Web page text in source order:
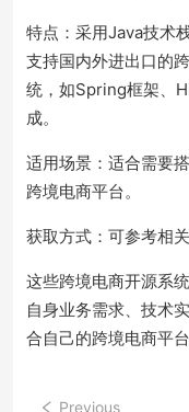
特点：采用Java技术
支持国内外进出口的
统，如Spring框架、
成。
适用场景：适合需要
跨境电商平台。
获取方式：可参考相
这些跨境电商开源系
自身业务需求、技术
合自己的跨境电商平台
Previous